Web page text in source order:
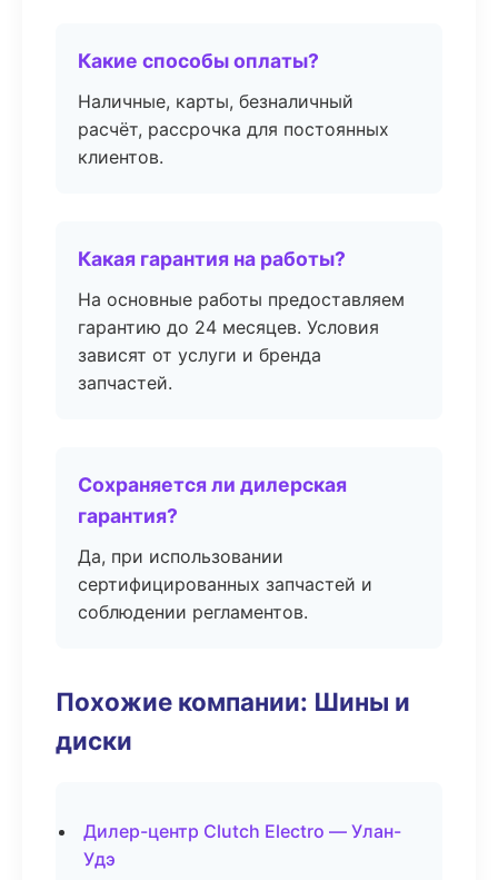
Какие способы оплаты?
Наличные, карты, безналичный
расчёт, рассрочка для постоянных
клиентов.
Какая гарантия на работы?
На основные работы предоставляем
гарантию до 24 месяцев. Условия
зависят от услуги и бренда
запчастей.
Сохраняется ли дилерская
гарантия?
Да, при использовании
сертифицированных запчастей и
соблюдении регламентов.
Похожие компании: Шины и
диски
Дилер-центр Clutch Electro — Улан-
Удэ